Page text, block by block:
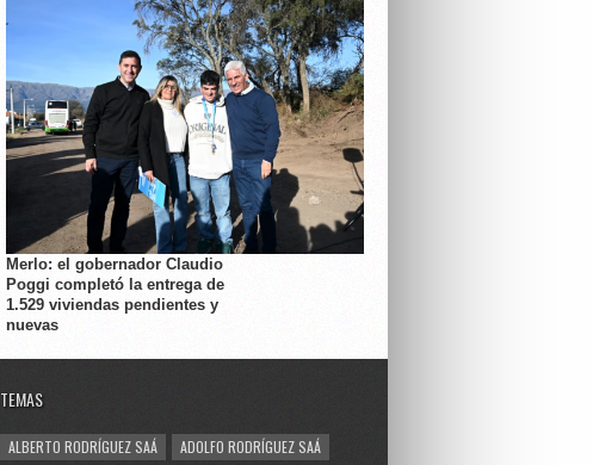
Merlo: el gobernador Claudio
Poggi completó la entrega de
1.529 viviendas pendientes y
nuevas
TEMAS
ALBERTO RODRÍGUEZ SAÁ
ADOLFO RODRÍGUEZ SAÁ